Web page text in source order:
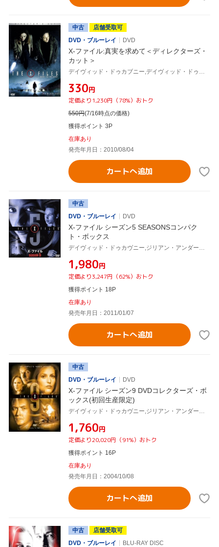
中古
店舗受取可
DVD・ブルーレイ
DVD
X-ファイル:真実を求めて＜ディレクターズ・
カット＞
デイヴィッド・ドゥカブニー,デイヴィッド・ドゥカヴニー,ジリアン・アンダーソン,クリス・カーター(監督、製作、脚本),マーク・スノー(音楽)
¥330円
定価より1,230円（78%）おトク
550円(7/16時点の価格)
獲得ポイント 3P
在庫あり
発売年月日：2010/08/04
カートへ追加
中古
DVD・ブルーレイ
DVD
X-ファイル シーズン5 SEASONSコンパク
ト・ボックス
デイヴィッド・ドゥカヴニー,ジリアン・アンダーソン,クリス・カーター(製作総指揮)
¥1,980円
定価より3,247円（62%）おトク
獲得ポイント 18P
在庫あり
発売年月日：2011/01/07
カートへ追加
中古
DVD・ブルーレイ
DVD
X-ファイル シーズン9 DVDコレクターズ・ボ
ックス(初回生産限定)
デイヴィッド・ドゥカヴニー,ジリアン・アンダーソン,ロバート・パトリック,アナベス・ギッシュ,ミッチ・ピレッジ,クリス・カーター(製作総指揮)
¥1,760円
定価より20,020円（91%）おトク
獲得ポイント 16P
在庫あり
発売年月日：2004/10/08
カートへ追加
中古
店舗受取可
DVD・ブルーレイ
BLU-RAY DISC